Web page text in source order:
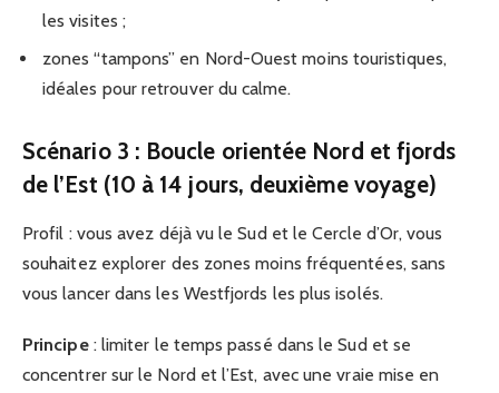
les visites ;
zones “tampons” en Nord-Ouest moins touristiques,
idéales pour retrouver du calme.
Scénario 3 : Boucle orientée Nord et fjords
de l’Est (10 à 14 jours, deuxième voyage)
Profil : vous avez déjà vu le Sud et le Cercle d’Or, vous
souhaitez explorer des zones moins fréquentées, sans
vous lancer dans les Westfjords les plus isolés.
Principe: limiter le temps passé dans le Sud et se
concentrer sur le Nord et l’Est, avec une vraie mise en